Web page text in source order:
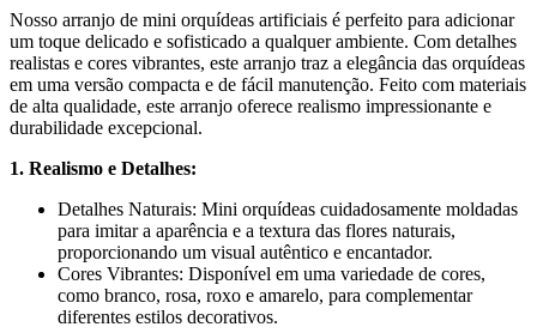
Nosso arranjo de mini orquídeas artificiais é perfeito para adicionar
um toque delicado e sofisticado a qualquer ambiente. Com detalhes
realistas e cores vibrantes, este arranjo traz a elegância das orquídeas
em uma versão compacta e de fácil manutenção. Feito com materiais
de alta qualidade, este arranjo oferece realismo impressionante e
durabilidade excepcional.
1. Realismo e Detalhes:
Detalhes Naturais: Mini orquídeas cuidadosamente moldadas
para imitar a aparência e a textura das flores naturais,
proporcionando um visual autêntico e encantador.
Cores Vibrantes: Disponível em uma variedade de cores,
como branco, rosa, roxo e amarelo, para complementar
diferentes estilos decorativos.